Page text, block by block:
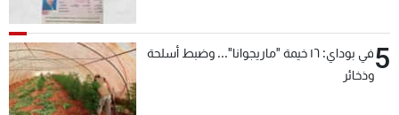
5
في بوداي: ١٦ خيمة "ماريجوانا"... وضبط أسلحة
وذخائر